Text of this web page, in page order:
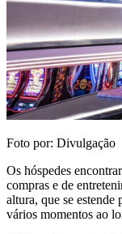
Foto por: Divulgação
Os hóspedes
compras e de
altura, que se
vários momentos ao